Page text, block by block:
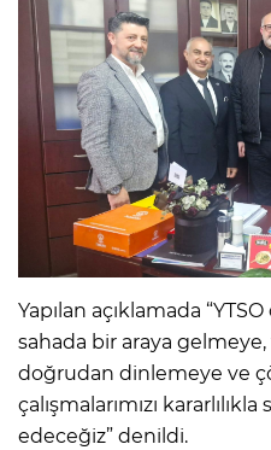
Yapılan açıklamada
sahada bir araya
doğrudan dinlemeye ve
çalışmalarımızı
edeceğiz” denildi.